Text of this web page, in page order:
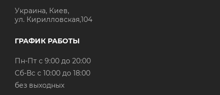
Украина, Киев,
ул. Кирилловская,104
ГРАФИК РАБОТЫ
Пн-Пт с 9:00 до 20:00
Cб-Вс с 10:00 до 18:00
без выходных